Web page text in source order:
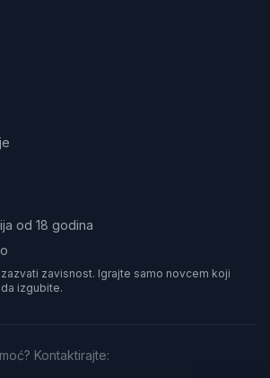
od 18 godina
zavisnost. Igrajte samo novcem koji
izgubite.
Kontaktirajte: